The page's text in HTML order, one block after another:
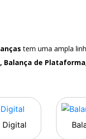
tem uma ampla
Balança de
Digital